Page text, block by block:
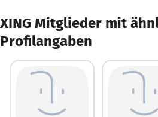
XING Mitglieder mit
Profilangaben